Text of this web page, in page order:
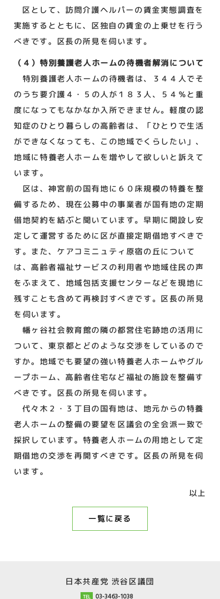
区として、訪問介護ヘルパーの賃金実態調査を
実施するとともに、区独自の賃金の上乗せを行う
べきです。区長の所見を伺います。
（４）特別養護老人ホームの待機者解消について
特別養護老人ホームの待機者は、３４４人でそ
のうち要介護４・５の人が１８３人、５４％と重
度になってもなかなか入所できません。軽度の認
知症のひとり暮らしの高齢者は、「ひとりで生活
ができなくなっても、この地域でくらしたい」、
地域に特養老人ホームを増やして欲しいと訴えて
います。
区は、神宮前の国有地に６０床規模の特養を整
備するため、現在公募中の事業者が国有地の定期
借地契約を結ぶと聞いています。早期に開設し安
定して運営するために区が直接定期借地すべきで
す。また、ケアコミニュティ原宿の丘について
は、高齢者福祉サービスの利用者や地域住民の声
をふまえて、地域包括支援センターなどを現地に
残すことも含めて再検討すべきです。区長の所見
を伺います。
幡ヶ谷社会教育館の隣の都営住宅跡地の活用に
ついて、東京都とどのような交渉をしているので
すか。地域でも要望の強い特養老人ホームやグル
ープホーム、高齢者住宅など福祉の施設を整備す
べきです。区長の所見を伺います。
代々木２・３丁目の国有地は、地元からの特養
老人ホームの整備の要望を区議会の全会派一致で
採択しています。特養老人ホームの用地として定
期借地の交渉を再開すべきです。区長の所見を伺
います。
以上
一覧に戻る
日本共産党 渋谷区議団
03-3463-1038